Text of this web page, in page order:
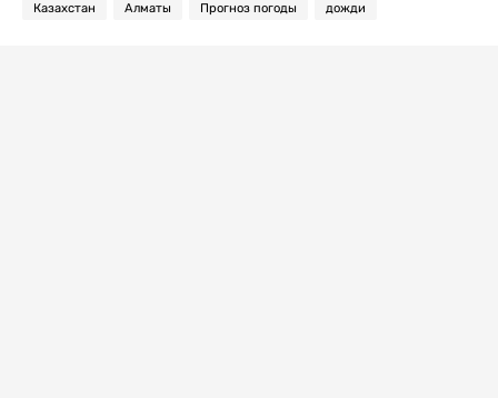
Казахстан Алматы Прогноз погоды дожди